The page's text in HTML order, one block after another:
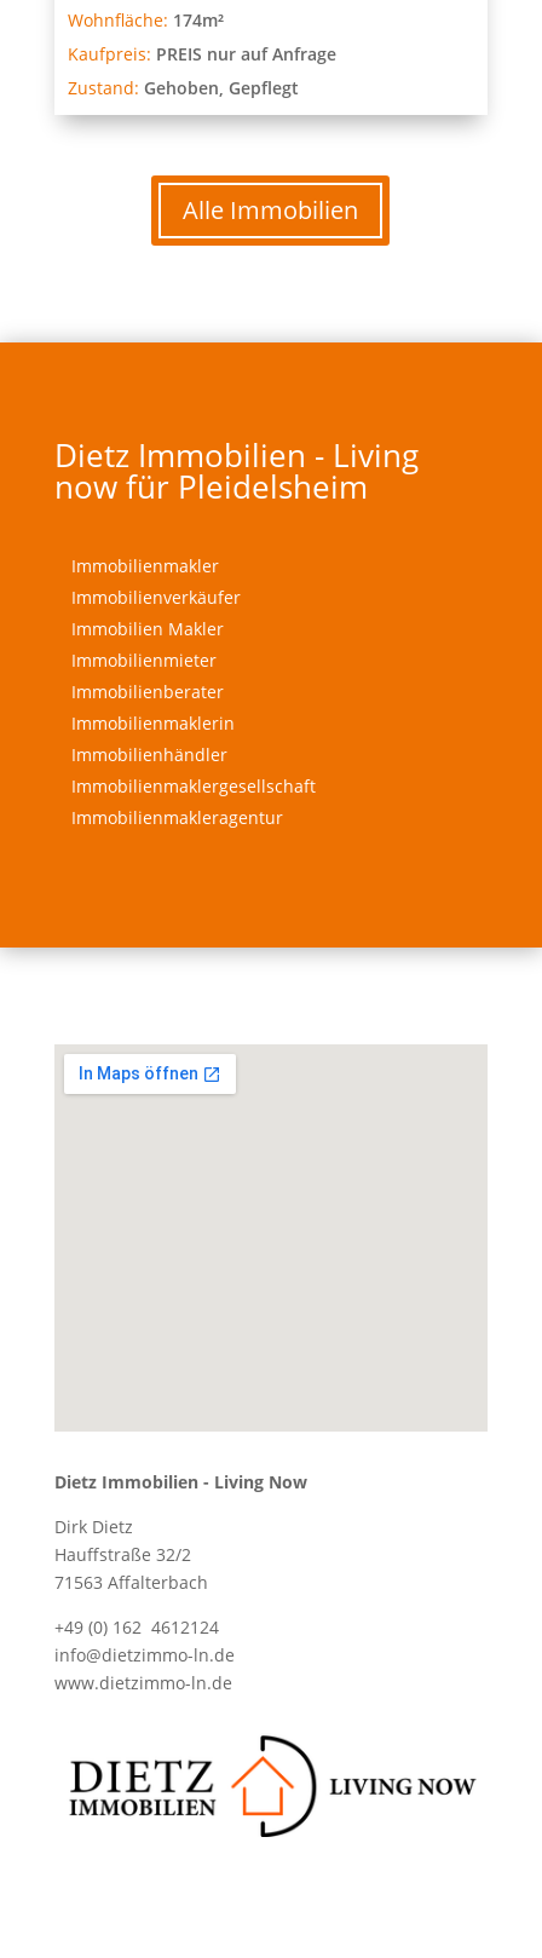
Wohnfläche: 174m²
Kaufpreis: PREIS nur auf Anfrage
Zustand: Gehoben, Gepflegt
Alle Immobilien
Dietz Immobilien - Living
now für Pleidelsheim
Immobilienmakler
Immobilienverkäufer
Immobilien Makler
Immobilienmieter
Immobilienberater
Immobilienmaklerin
Immobilienhändler
Immobilienmaklergesellschaft
Immobilienmakleragentur
Dietz Immobilien - Living Now
Dirk Dietz
Hauffstraße 32/2
71563 Affalterbach
+49 (0) 162 4612124
info@dietzimmo-ln.de
www.dietzimmo-ln.de